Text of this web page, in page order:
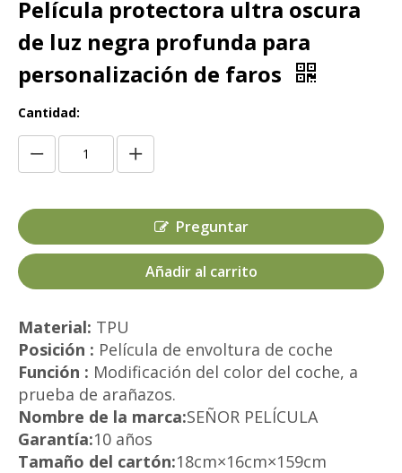
Película protectora ultra oscura
de luz negra profunda para
personalización de faros
Cantidad:
Preguntar
Añadir al carrito
Material: TPU
Posición : Película de envoltura de coche
Función : Modificación del color del coche, a
prueba de arañazos.
Nombre de la marca:SEÑOR PELÍCULA
Garantía:10 años
Tamaño del cartón:18cm×16cm×159cm